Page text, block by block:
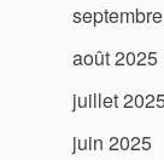
août 2025
juillet
juin 2025